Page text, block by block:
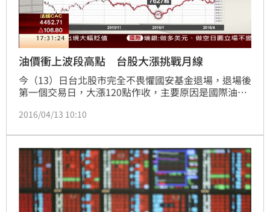
油價衝上波段高點 台股大漲挑戰月線
今（13）日台北股市完全不畏懼國安基金退場，退場後
第一個交易日，大漲120點作收，主要原因是國際油價
能接棒演出，進一步挑戰月線關卡。
2016/04/13 10:10